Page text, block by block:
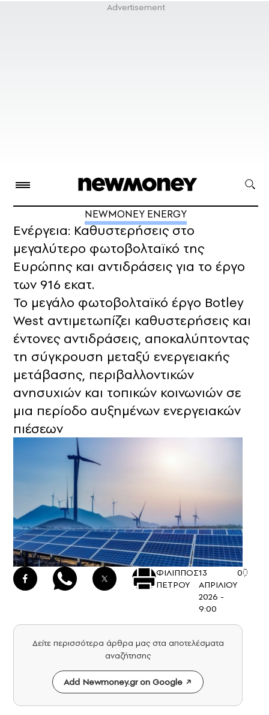
NEWMONEY ENERGY
Ενέργεια: Καθυστερήσεις στο
μεγαλύτερο φωτοβολταϊκό της
Ευρώπης και αντιδράσεις για το έργο
των 916 εκατ.
Το μεγάλο φωτοβολταϊκό έργο Botley
West αντιμετωπίζει καθυστερήσεις και
έντονες αντιδράσεις, αποκαλύπτοντας
τη σύγκρουση μεταξύ ενεργειακής
μετάβασης, περιβαλλοντικών
ανησυχιών και τοπικών κοινωνιών σε
μια περίοδο αυξημένων ενεργειακών
πιέσεων
ΦΙΛΙΠΠΟΣ
ΠΕΤΡΟΥ
13
ΑΠΡΙΛΙΟΥ
2026 -
9:00
0
Δείτε περισσότερα άρθρα μας στα αποτελέσματα
αναζήτησης
Add Newmoney.gr on Google